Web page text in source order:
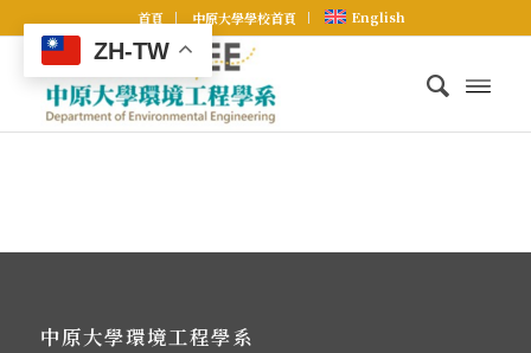
首頁 中原大學學校首頁 English
中原大學環境工程學系
ZH-TW